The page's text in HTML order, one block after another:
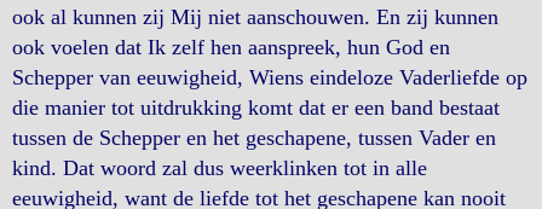
ook al kunnen zij Mij niet aanschouwen. En zij kunnen
ook voelen dat Ik zelf hen aanspreek, hun God en
Schepper van eeuwigheid, Wiens eindeloze Vaderliefde op
die manier tot uitdrukking komt dat er een band bestaat
tussen de Schepper en het geschapene, tussen Vader en
kind. Dat woord zal dus weerklinken tot in alle
eeuwigheid, want de liefde tot het geschapene kan nooit